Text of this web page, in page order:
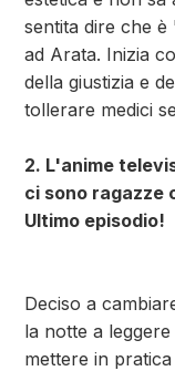
sentita dire che
ad Arata. Inizia
della giustizia e
tollerare medici
2. L'anime
ci sono ragazze
Ultimo episodio!
Deciso a
la notte a
mettere in